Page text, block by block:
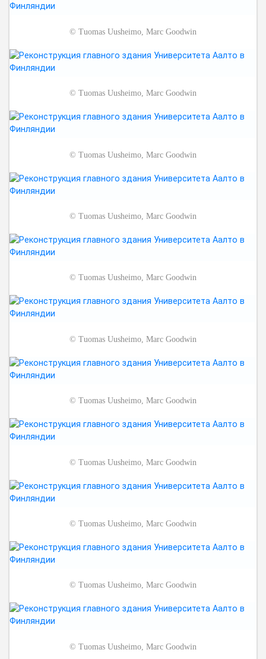
© Tuomas Uusheimo, Marc Goodwin
© Tuomas Uusheimo, Marc Goodwin
© Tuomas Uusheimo, Marc Goodwin
© Tuomas Uusheimo, Marc Goodwin
© Tuomas Uusheimo, Marc Goodwin
© Tuomas Uusheimo, Marc Goodwin
© Tuomas Uusheimo, Marc Goodwin
© Tuomas Uusheimo, Marc Goodwin
© Tuomas Uusheimo, Marc Goodwin
© Tuomas Uusheimo, Marc Goodwin
© Tuomas Uusheimo, Marc Goodwin